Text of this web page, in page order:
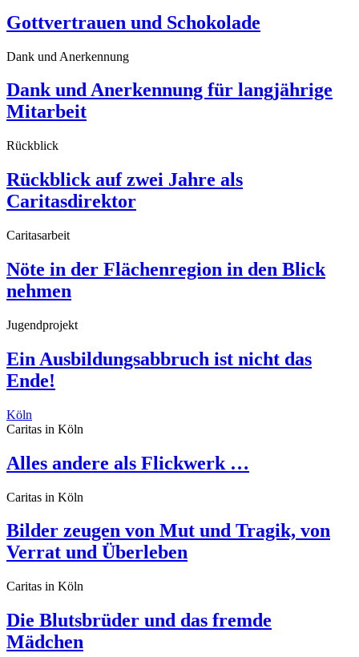
Gottvertrauen und Schokolade
Dank und Anerkennung
Dank und Anerkennung für langjährige
Mitarbeit
Rückblick
Rückblick auf zwei Jahre als
Caritasdirektor
Caritasarbeit
Nöte in der Flächenregion in den Blick
nehmen
Jugendprojekt
Ein Ausbildungsabbruch ist nicht das
Ende!
Köln
Caritas in Köln
Alles andere als Flickwerk …
Caritas in Köln
Bilder zeugen von Mut und Tragik, von
Verrat und Überleben
Caritas in Köln
Die Blutsbrüder und das fremde
Mädchen